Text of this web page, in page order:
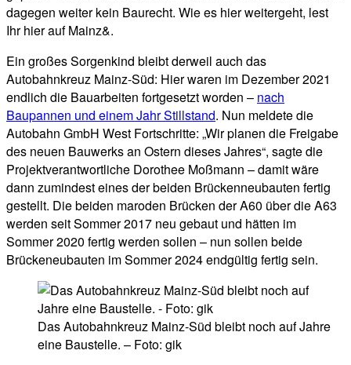
dagegen weiter kein Baurecht. Wie es hier weitergeht, lest
Ihr hier auf Mainz&.
Ein großes Sorgenkind bleibt derweil auch das
Autobahnkreuz Mainz-Süd: Hier waren im Dezember 2021
endlich die Bauarbeiten fortgesetzt worden – nach
Baupannen und einem Jahr Stillstand. Nun meldete die
Autobahn GmbH West Fortschritte: „Wir planen die Freigabe
des neuen Bauwerks an Ostern dieses Jahres“, sagte die
Projektverantwortliche Dorothee Moßmann – damit wäre
dann zumindest eines der beiden Brückenneubauten fertig
gestellt. Die beiden maroden Brücken der A60 über die A63
werden seit Sommer 2017 neu gebaut und hätten im
Sommer 2020 fertig werden sollen – nun sollen beide
Brückeneubauten im Sommer 2024 endgültig fertig sein.
Das Autobahnkreuz Mainz-Süd bleibt noch auf Jahre
eine Baustelle. – Foto: gik